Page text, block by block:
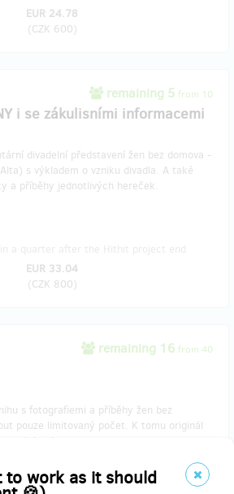
to work as it should
EUR 24.78
(CZK 600)
remaining 5 from 10
i se zákulisními informacemi
divadelní představení žen bez domova -
s výkladem o vzniku divadla. A také
a příběhy jednotlivých hereček.
EUR 33.04
(CZK 800)
remaining 16 from 40
s fotografiemi a příběhy žen bez
pouze limitovaný počet. K tomu originál
z Jako doma.
in half a year after the Hithit project